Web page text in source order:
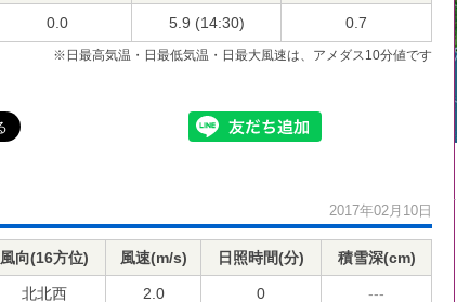
0.0 5.9 (14:30) 0.7
※日最高気温・日最低気温・日最大風速は、アメダス10分値です
2017年02月10日
風向(16方位) 風速(m/s) 日照時間(分) 積雪深(cm)
北北西 2.0 0 ---